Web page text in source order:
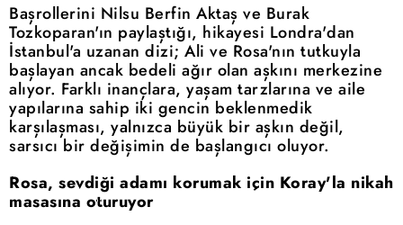
Başrollerini Nilsu Berfin Aktaş ve Burak
Tozkoparan'ın paylaştığı, hikayesi Londra'dan
İstanbul'a uzanan dizi; Ali ve Rosa'nın tutkuyla
başlayan ancak bedeli ağır olan aşkını merkezine
alıyor. Farklı inançlara, yaşam tarzlarına ve aile
yapılarına sahip iki gencin beklenmedik
karşılaşması, yalnızca büyük bir aşkın değil,
sarsıcı bir değişimin de başlangıcı oluyor.
Rosa, sevdiği adamı korumak için Koray'la nikah
masasına oturuyor